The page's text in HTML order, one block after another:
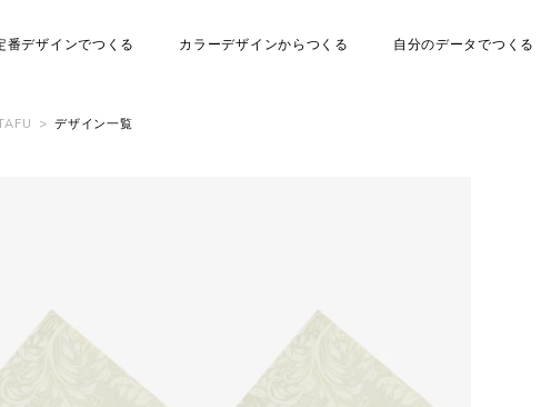
番デザインでつくる カラーデザインからつくる 自分のデータでつくる
> デザイン一覧